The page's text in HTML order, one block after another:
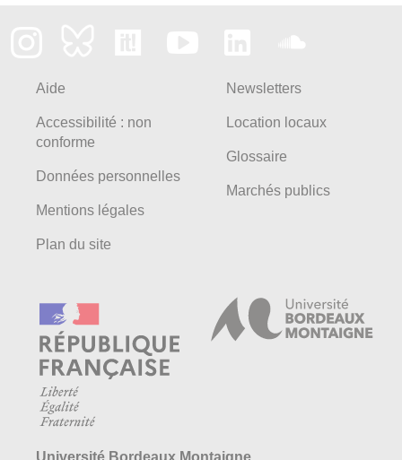
Aide
Accessibilité : non
conforme
Données personnelles
Mentions légales
Plan du site
Newsletters
Location locaux
Glossaire
Marchés publics
Université Bordeaux Montaigne